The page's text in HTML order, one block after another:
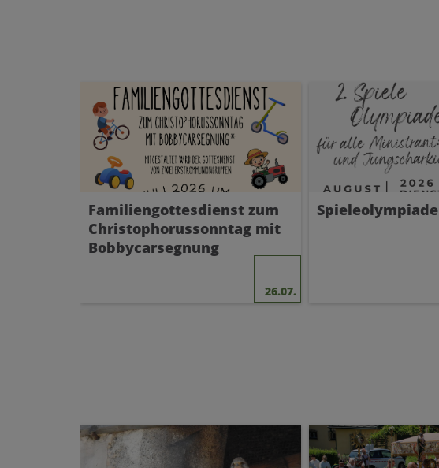
Familiengottesdienst zum
Christophorussonntag mit
Bobbycarsegnung
26.07.
Spieleolympiade